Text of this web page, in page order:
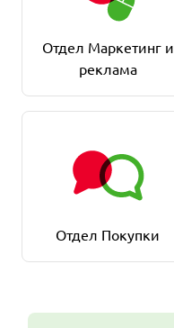
Отдел Маркетинг и
реклама
Отдел Покупки